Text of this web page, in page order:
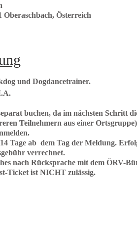
Österreich
und Dogdancetrainer.
buchen, da im nächsten Schritt
Teilnehmern aus einer
Tage ab dem Tag der Meldung.
verrechnet.
nach Rücksprache mit dem ÖRV-
Ticket ist NICHT zulässig.
Personen,